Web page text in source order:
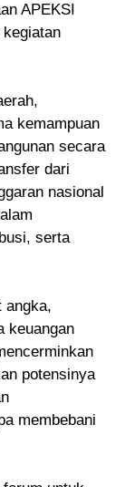
APEKSI
kemampuan
secara
dari
nasional
serta
angka,
keuangan
potensinya
membebani